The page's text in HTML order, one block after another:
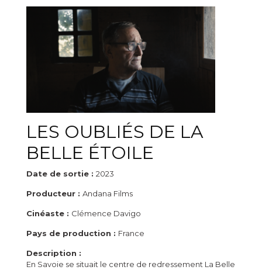
LES OUBLIÉS DE LA
BELLE ÉTOILE
Date de sortie : 2023
Producteur : Andana Films
Cinéaste : Clémence Davigo
Pays de production : France
Description :
En Savoie se situait le centre de redressement La Belle